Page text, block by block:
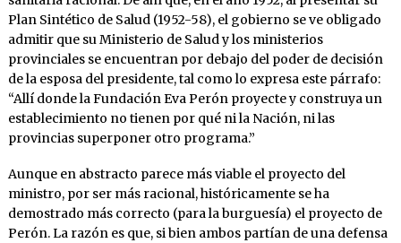
Plan Sintético de Salud (1952-58), el gobierno se ve obligado
admitir que su Ministerio de Salud y los ministerios
provinciales se encuentran por debajo del poder de decisión
de la esposa del presidente, tal como lo expresa este párrafo:
“Allí donde la Fundación Eva Perón proyecte y construya un
establecimiento no tienen por qué ni la Nación, ni las
provincias superponer otro programa.”
Aunque en abstracto parece más viable el proyecto del
ministro, por ser más racional, históricamente se ha
demostrado más correcto (para la burguesía) el proyecto de
Perón. La razón es que, si bien ambos partían de una defensa